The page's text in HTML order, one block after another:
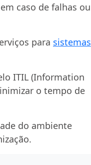
caso de falhas ou
para sistemas
ITIL (Information
o tempo de
do ambiente